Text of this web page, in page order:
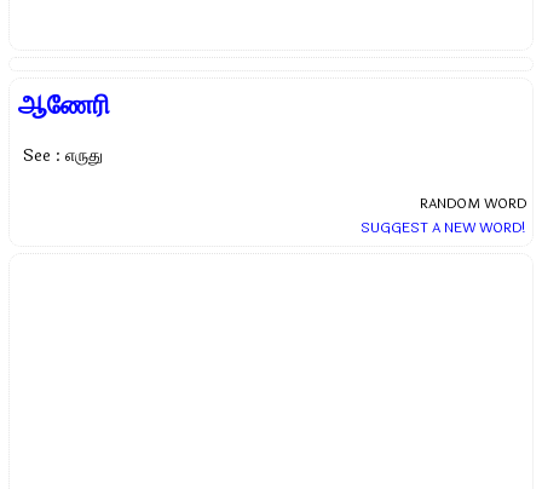
ஆணேரி
See : எருது
RANDOM WORD
SUGGEST A NEW WORD!